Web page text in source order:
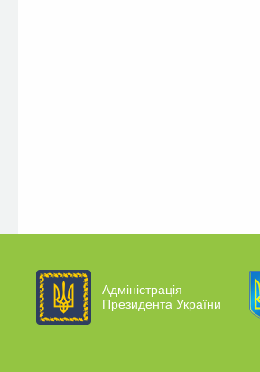
Адміністрація
Президента України